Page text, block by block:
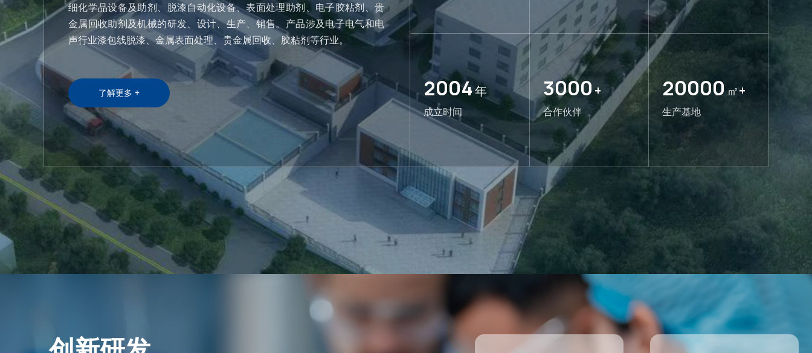
细化学品设备及助剂、脱漆自动化设备、表面处理助剂、电子胶粘剂、贵
金属回收助剂及机械的研发、设计、生产、销售。产品涉及电子电气和电
声行业漆包线脱漆、金属表面处理、贵金属回收、胶粘剂等行业。
了解更多 + 2004年
成立时间
3000+
合作伙伴
20000㎡+
生产基地